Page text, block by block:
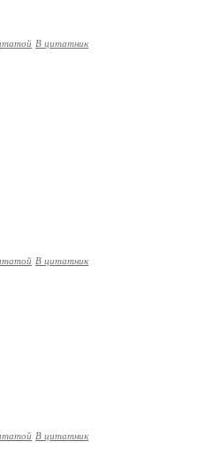
В цитатник
В цитатник
В цитатник